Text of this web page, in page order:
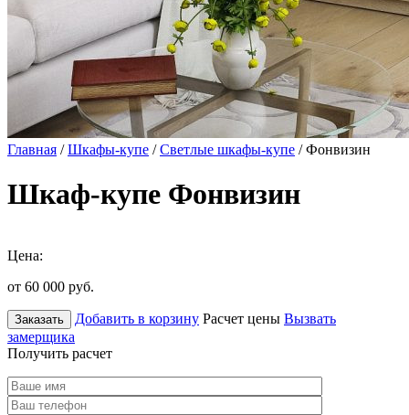
Главная /Шкафы-купе /Светлые шкафы-купе / Фонвизин
Шкаф-купе Фонвизин
Цена:
от 60 000 руб.
Заказать Добавить в корзину Расчет цены Вызвать
замерщика
Получить расчет